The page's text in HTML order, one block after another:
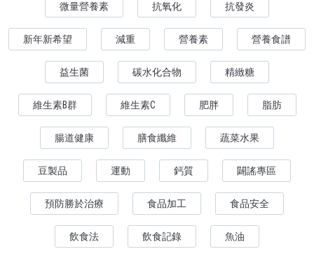
微量營養素 抗氧化 抗發炎
新年新希望 減重 營養素 營養食譜
益生菌 碳水化合物 精緻糖
維生素B群 維生素C 肥胖 脂肪
腸道健康 膳食纖維 蔬菜水果
豆製品 運動 鈣質 闢謠專區
預防勝於治療 食品加工 食品安全
飲食法 飲食記錄 魚油